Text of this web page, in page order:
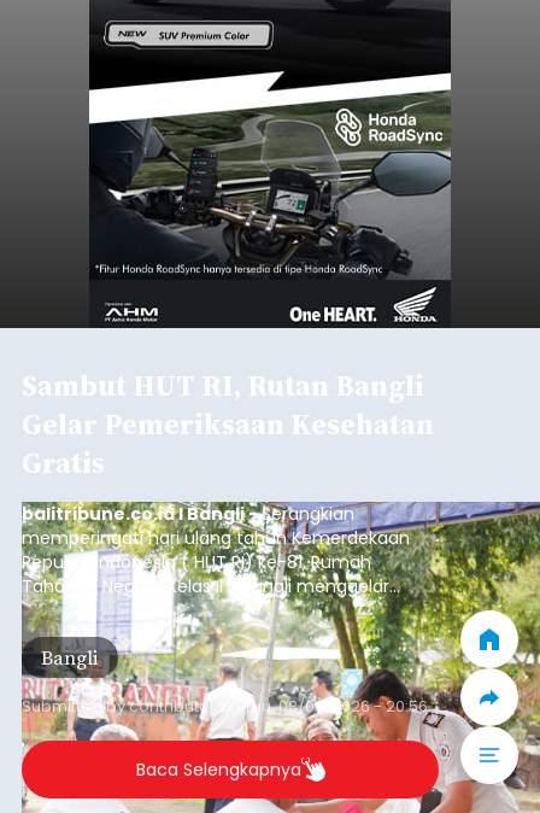
Sambut HUT RI, Rutan Bangli
Gelar Pemeriksaan Kesehatan
Gratis
balitribune.co.id I Bangli -Serangkian
memperingati hari ulang tahun Kemerdekaan
Republik Indonesia ( HUT RI) ke-81, Rumah
Tahanan Negara Kelas II B Bangli menggelar
kegiatan pemeriksaan kesehatan gratis, Rabu
(6/8/2026).
Bangli
Submitted bycontributor Thu, 08/06/2026 - 20:56
Baca Selengkapnya